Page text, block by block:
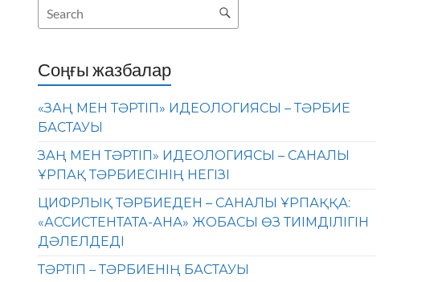
Соңғы жазбалар
«ЗАҢ МЕН ТӘРТІП» ИДЕОЛОГИЯСЫ – ТӘРБИЕ
БАСТАУЫ
ЗАҢ МЕН ТӘРТІП» ИДЕОЛОГИЯСЫ – САНАЛЫ
ҰРПАҚ ТӘРБИЕСІНІҢ НЕГІЗІ
ЦИФРЛЫҚ ТӘРБИЕДЕН – САНАЛЫ ҰРПАҚҚА:
«АССИСТЕНТАТА-АНА» ЖОБАСЫ ӨЗ ТИІМДІЛІГІН
ДӘЛЕЛДЕДІ
ТӘРТІП – ТӘРБИЕНІҢ БАСТАУЫ